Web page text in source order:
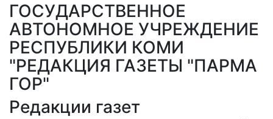
ГОСУДАРСТВЕННОЕ
АВТОНОМНОЕ УЧРЕЖДЕНИЕ
РЕСПУБЛИКИ КОМИ
"РЕДАКЦИЯ ГАЗЕТЫ "ПАРМА
ГОР"
Редакции газет